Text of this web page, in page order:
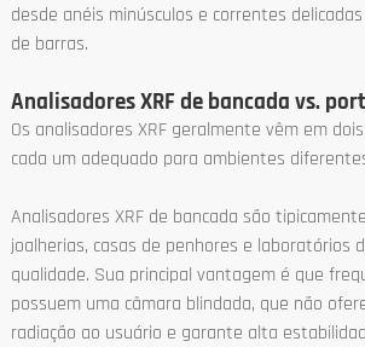
desde anéis minúsculos e correntes
de barras.
Analisadores XRF de bancada vs.
Os analisadores XRF geralmente vêm em
cada um adequado para ambientes
Analisadores XRF de bancada são
joalherias, casas de penhores e laboratórios
qualidade. Sua principal vantagem é que
possuem uma câmara blindada, que não
radiação ao usuário e garante alta